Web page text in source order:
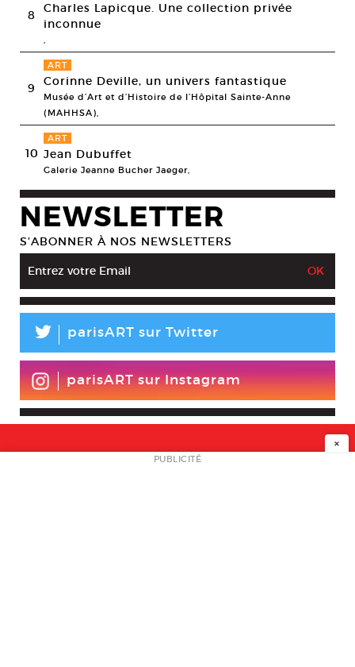
8
Charles Lapicque. Une collection privée
inconnue
,
9
ART
Corinne Deville, un univers fantastique
Musée d’Art et d’Histoire de l’Hôpital Sainte-Anne
(MAHHSA),
10
ART
Jean Dubuffet
Galerie Jeanne Bucher Jaeger,
NEWSLETTER
S’ABONNER À NOS NEWSLETTERS
L parisART sur Twitter
parisART sur Instagram
NEWSLETTER
×
PUBLICITÉ